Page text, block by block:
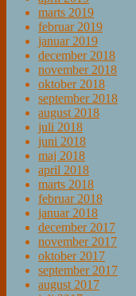
marts 2019
februar 2019
januar 2019
december 2018
november 2018
oktober 2018
september 2018
august 2018
juli 2018
juni 2018
maj 2018
april 2018
marts 2018
februar 2018
januar 2018
december 2017
november 2017
oktober 2017
september 2017
august 2017